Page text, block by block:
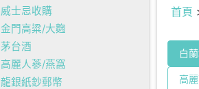
首頁
白
高
威士忌收購
金門高粱/大麴
茅台酒
高麗人蔘/燕窩
龍銀紙鈔郵幣